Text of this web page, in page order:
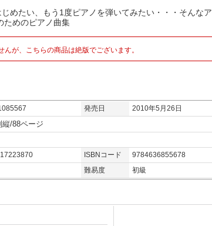
めたい、もう1度ピアノを弾いてみたい・・・そんな
ためのピアノ曲集
が、こちらの商品は絶版でございます。
発売日
2010年5月26日
縦/88ページ
ISBNコード
9784636855678
難易度 初級